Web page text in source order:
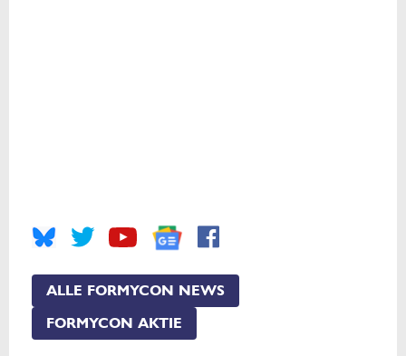
ALLE FORMYCON NEWS
FORMYCON AKTIE